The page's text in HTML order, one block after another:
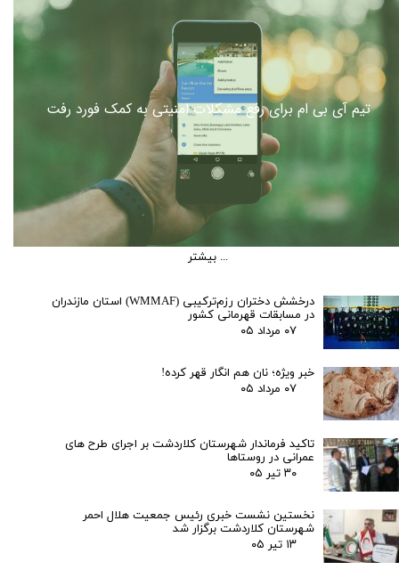
پایین را می دهد
لورم ایپسوم متن ساختگی با تولید سادگی نامفهوم از صنعت چاپ و با استفاده از طراحان گرافیک
است.
تیم آی بی ام برای رفع مشکلات امنیتی به کمک فورد رفت
بیشتر ...
درخشش دختران رزم‌ترکیبی (WMMAF) استان مازندران
در مسابقات قهرمانی کشور
۰۷ مرداد ۰۵
خبر ویژه؛ نان هم انگار قهر کرده!
۰۷ مرداد ۰۵
تاکید فرماندار شهرستان کلاردشت بر اجرای طرح های
عمرانی در روستاها
۳۰ تیر ۰۵
نخستین نشست خبری رئیس جمعیت هلال احمر
شهرستان کلاردشت برگزار شد
۱۳ تیر ۰۵